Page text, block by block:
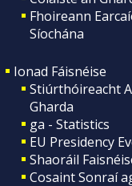
Fhoireann
Síochána
Ionad Fáisnéise
Stiúrthóireacht
Gharda
ga - Statistics
EU Presidency
Shaoráil
Cosaint Sonraí